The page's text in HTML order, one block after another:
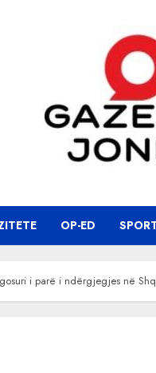
OP-ED
i parë i ndërgjegjes në